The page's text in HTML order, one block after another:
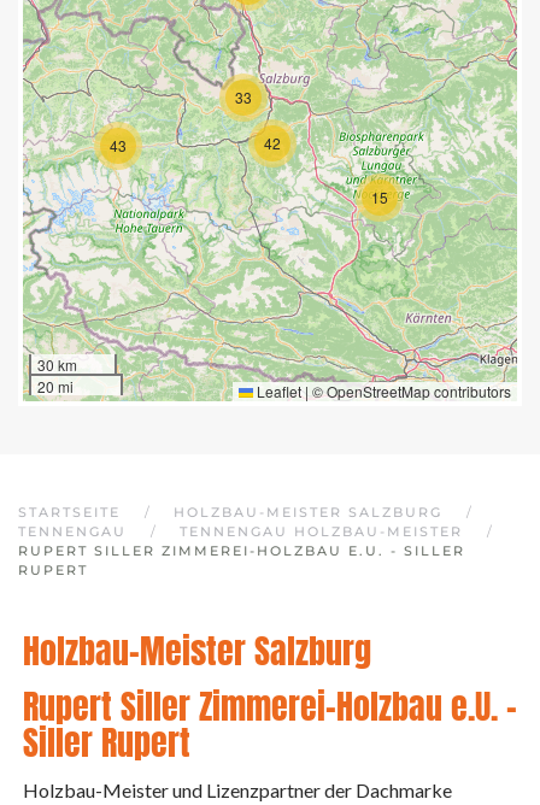
15
33
42
43
30 km
20 mi
Leaflet | ©OpenStreetMapcontributors
STARTSEITE
HOLZBAU-MEISTER SALZBURG
TENNENGAU
TENNENGAU HOLZBAU-MEISTER
RUPERT SILLER ZIMMEREI-HOLZBAU E.U. - SILLER
RUPERT
Holzbau-Meister Salzburg
Rupert Siller Zimmerei-Holzbau e.U. -
Siller Rupert
Holzbau-Meister und Lizenzpartner der Dachmarke